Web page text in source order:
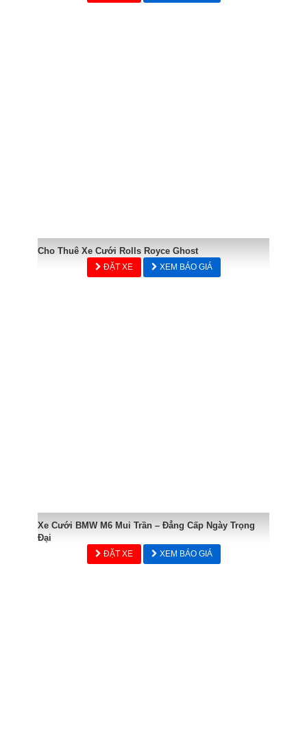
Cho Thuê Xe Cưới Rolls Royce Ghost
ĐẶT XE XEM BÁO GIÁ
Xe Cưới BMW M6 Mui Trần – Đẳng Cấp Ngày Trọng
Đại
ĐẶT XE XEM BÁO GIÁ